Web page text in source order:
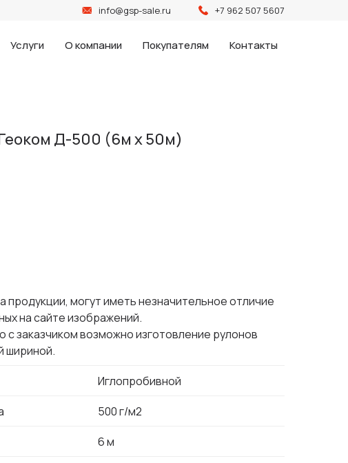
info@gsp-sale.ru +7 962 507 5607
Услуги О компании Покупателям Контакты
Д-500 (6м х 50м)
продукции, могут иметь незначительное отличие
на сайте изображений.
с заказчиком возможно изготовление рулонов
шириной.
Иглопробивной
500 г/м2
6 м